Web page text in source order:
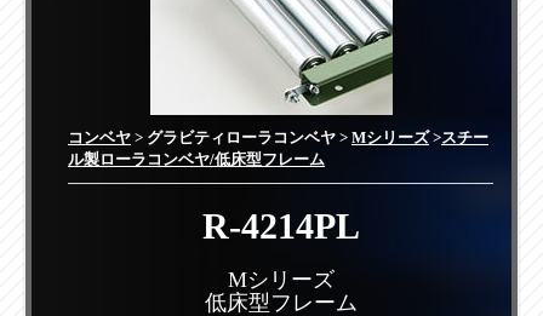
コンベヤ > グラビティローラコンベヤ > Mシリーズ>スチー
ル製ローラコンベヤ/低床型フレーム
R-4214PL
Mシリーズ
低床型フレーム